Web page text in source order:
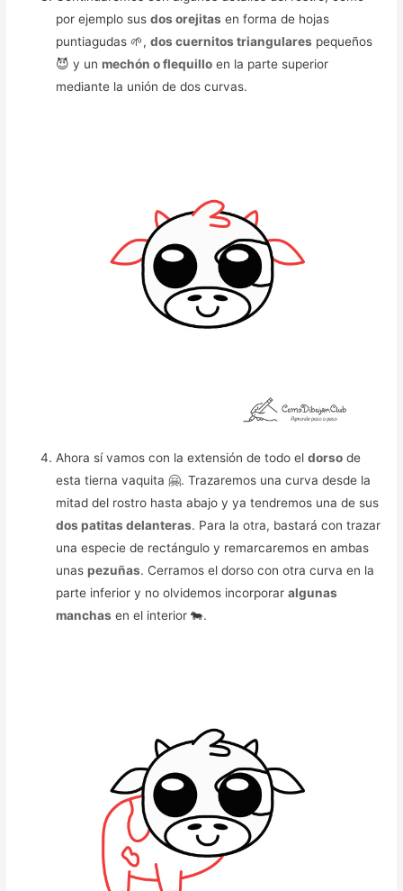
por ejemplo susdos orejitas en forma de hojas
puntiagudas 🌱,dos cuernitos triangulares pequeños
😈 y unmechón o flequillo en la parte superior
mediante la unión de dos curvas.
Ahora sí vamos con la extensión de todo eldorso de
esta tierna vaquita 🤗. Trazaremos una curva desde la
mitad del rostro hasta abajo y ya tendremos una de sus
dos patitas delanteras. Para la otra, bastará con trazar
una especie de rectángulo y remarcaremos en ambas
unaspezuñas. Cerramos el dorso con otra curva en la
parte inferior y no olvidemos incorporaralgunas
manchas en el interior 🐄.